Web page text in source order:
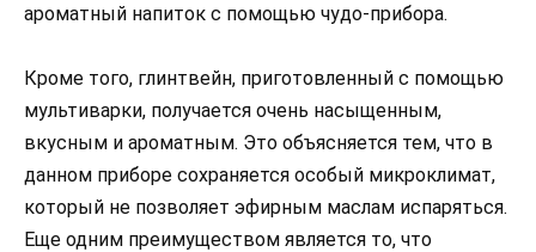
ароматный напиток с помощью чудо-прибора.
Кроме того, глинтвейн, приготовленный с помощью
мультиварки, получается очень насыщенным,
вкусным и ароматным. Это объясняется тем, что в
данном приборе сохраняется особый микроклимат,
который не позволяет эфирным маслам испаряться.
Еще одним преимуществом является то, что